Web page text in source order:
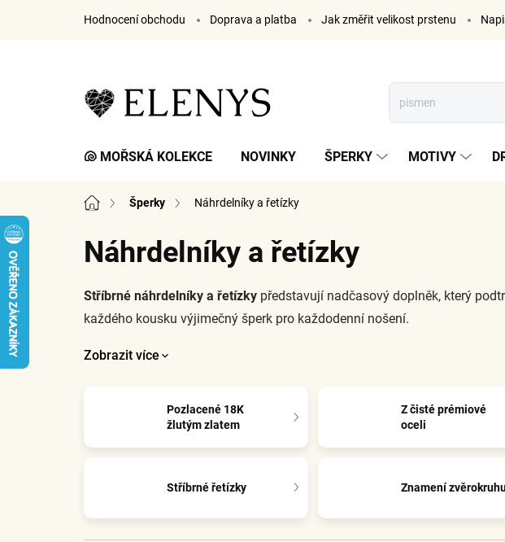
Hodnocení obchodu Doprava a platba Jak změřit velikost prstenu
🐚 MOŘSKÁ KOLEKCE NOVINKY ŠPERKY MOTIVY
Domů Šperky Náhrdelníky a řetízky
Náhrdelníky a řetízky
Stříbrné náhrdelníky a řetízky představují nadčasový doplněk, který
každého kousku výjimečný šperk pro každodenní nošení.
Zobrazit více
Pozlacené 18K
žlutým zlatem
Z čisté prémiové
oceli
Stříbrné řetízky Znamení